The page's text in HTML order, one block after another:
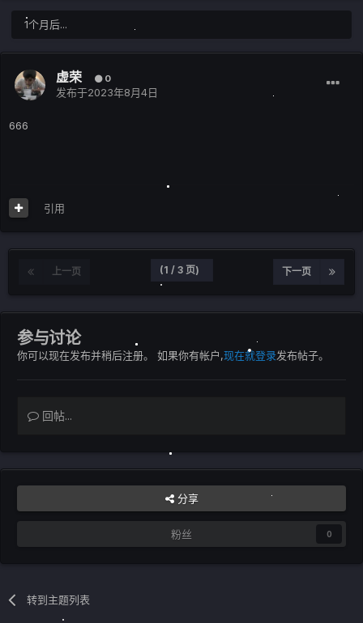
1个月后...
虚荣 0
发布于2023年8月4日
666
引用
上一页 下一页
(1 / 3 页)
参与讨论
你可以现在发布并稍后注册。 如果你有帐户,现在就登录发布帖子。
回帖...
分享
粉丝 0
转到主题列表